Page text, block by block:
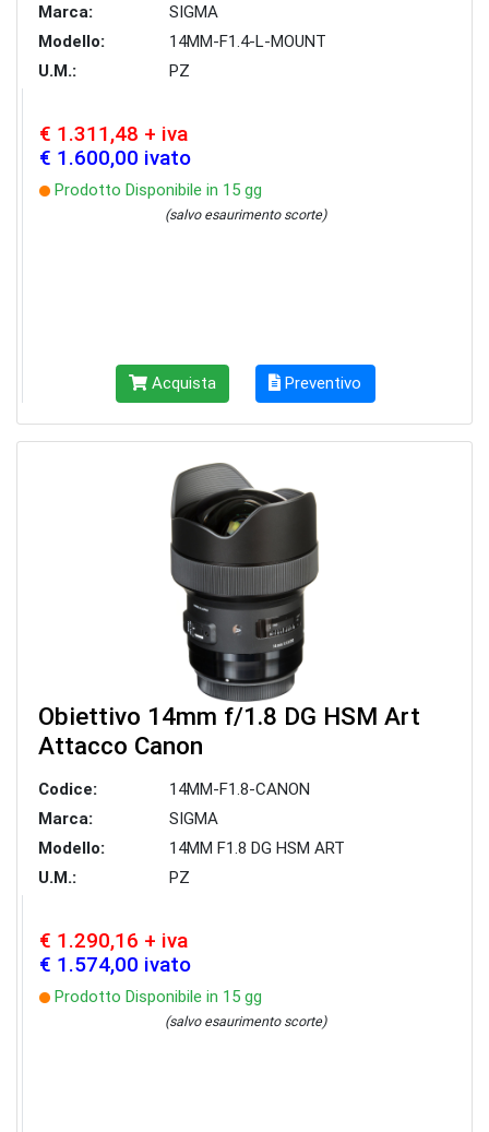
Marca:
SIGMA
Modello:
14MM-F1.4-L-MOUNT
U.M.:
PZ
€ 1.311,48 + iva
€ 1.600,00 ivato
Prodotto Disponibile in 15 gg
(salvo esaurimento scorte)
Acquista Preventivo
Obiettivo 14mm f/1.8 DG HSM Art
Attacco Canon
Codice:
14MM-F1.8-CANON
Marca:
SIGMA
Modello:
14MM F1.8 DG HSM ART
U.M.:
PZ
€ 1.290,16 + iva
€ 1.574,00 ivato
Prodotto Disponibile in 15 gg
(salvo esaurimento scorte)